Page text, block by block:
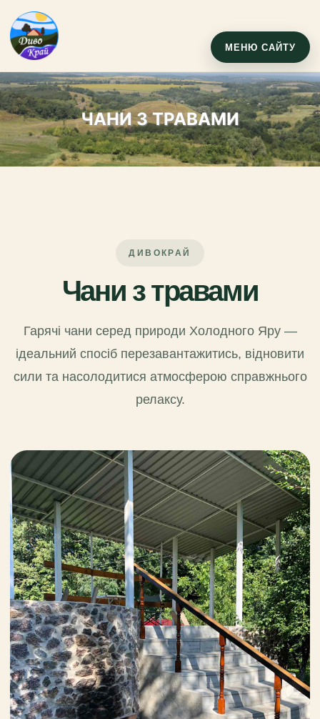
МЕНЮ САЙТУ
ЧАНИ З ТРАВАМИ
ДИВОКРАЙ
Чани з травами
Гарячі чани серед природи Холодного Яру —
ідеальний спосіб перезавантажитись, відновити
сили та насолодитися атмосферою справжнього
релаксу.